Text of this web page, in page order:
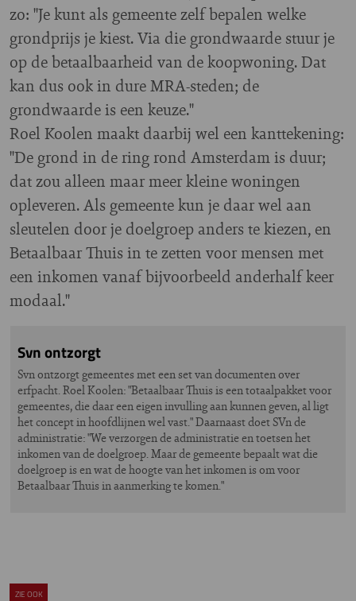
zo: "Je kunt als gemeente zelf bepalen welke
grondprijs je kiest. Via die grondwaarde stuur je
op de betaalbaarheid van de koopwoning. Dat
kan dus ook in dure MRA-steden; de
grondwaarde is een keuze."
Roel Koolen maakt daarbij wel een kanttekening:
"De grond in de ring rond Amsterdam is duur;
dat zou alleen maar meer kleine woningen
opleveren. Als gemeente kun je daar wel aan
sleutelen door je doelgroep anders te kiezen, en
Betaalbaar Thuis in te zetten voor mensen met
een inkomen vanaf bijvoorbeeld anderhalf keer
modaal."
Svn ontzorgt
Svn ontzorgt gemeentes met een set van documenten over
erfpacht. Roel Koolen: "Betaalbaar Thuis is een totaalpakket voor
gemeentes, die daar een eigen invulling aan kunnen geven, al ligt
het concept in hoofdlijnen wel vast." Daarnaast doet SVn de
administratie: "We verzorgen de administratie en toetsen het
inkomen van de doelgroep. Maar de gemeente bepaalt wat die
doelgroep is en wat de hoogte van het inkomen is om voor
Betaalbaar Thuis in aanmerking te komen."
ZIE OOK